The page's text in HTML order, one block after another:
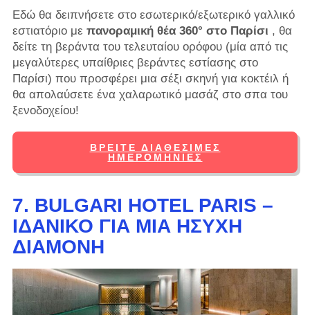
Εδώ θα δειπνήσετε στο εσωτερικό/εξωτερικό γαλλικό
εστιατόριο με πανοραμική θέα 360° στο Παρίσι , θα
δείτε τη βεράντα του τελευταίου ορόφου (μία από τις
μεγαλύτερες υπαίθριες βεράντες εστίασης στο
Παρίσι) που προσφέρει μια σέξι σκηνή για κοκτέιλ ή
θα απολαύσετε ένα χαλαρωτικό μασάζ στο σπα του
ξενοδοχείου!
ΒΡΕΊΤΕ ΔΙΑΘΈΣΙΜΕΣ
ΗΜΕΡΟΜΗΝΊΕΣ
7. BULGARI HOTEL PARIS –
ΙΔΑΝΙΚΌ ΓΙΑ ΜΙΑ ΉΣΥΧΗ
ΔΙΑΜΟΝΉ